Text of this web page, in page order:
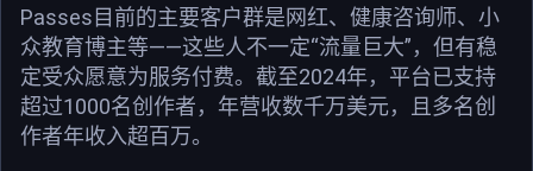
Passes目前的主要客户群是网红、健康咨询师、小
众教育博主等——这些人不一定“流量巨大”，但有稳
定受众愿意为服务付费。截至2024年，平台已支持
超过1000名创作者，年营收数千万美元，且多名创
作者年收入超百万。